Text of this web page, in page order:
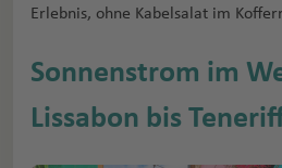
Erlebnis, ohne Kabelsalat im
Sonnenstrom im
Lissabon bis